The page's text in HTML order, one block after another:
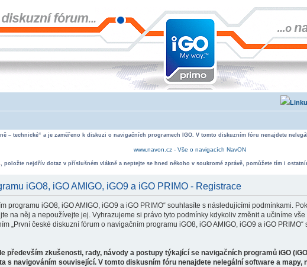
– technické“ a je zaměřeno k diskuzi o navigačních programech IGO. V tomto diskuzním fóru nenajdete
www.navon.cz - Vše o navigacích NavON
, položte nejdřív dotaz v příslušném vlákně a neptejte se hned někoho v soukromé zprávě, pomůžete tím i
iGO8, iGO AMIGO, iGO9 a iGO PRIMO - Registrace
programu iGO8, iGO AMIGO, iGO9 a iGO PRIMO“ souhlasíte s následujícími podmínkami.
na něj a nepoužívejte jej. Vyhrazujeme si právo tyto podmínky kdykoliv změnit a učiníme
„První české diskuzní fórum o navigačním programu iGO8, iGO AMIGO, iGO9 a iGO PRIMO“
především zkušenosti, rady, návody a postupy týkající se navigačních programů iGO
s navigováním související. V tomto diskusním fóru nenajdete nelegální software a